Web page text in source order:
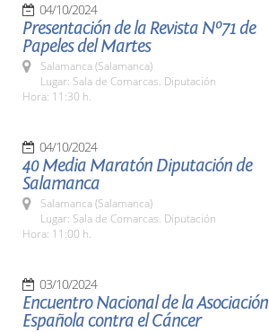
04/10/2024
Presentación de la Revista Nº71 de
Papeles del Martes
Salamanca (Salamanca)
Lugar: Sala de Comarcas. Diputación
Hora: 11:30 h.
04/10/2024
40 Media Maratón Diputación de
Salamanca
Salamanca (Salamanca)
Lugar: Sala de Comarcas. Diputación
Hora: 11:00 h.
03/10/2024
Encuentro Nacional de la Asociación
Española contra el Cáncer